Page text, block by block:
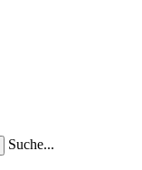
Suche...